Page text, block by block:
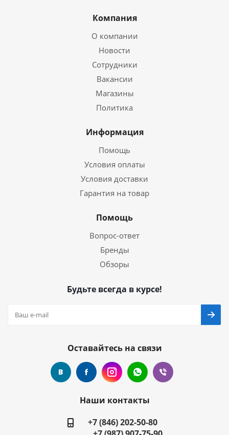
Компания
О компании
Новости
Сотрудники
Вакансии
Магазины
Политика
Информация
Помощь
Условия оплаты
Условия доставки
Гарантия на товар
Помощь
Вопрос-ответ
Бренды
Обзоры
Будьте всегда в курсе!
Оставайтесь на связи
Наши контакты
+7 (846) 202-50-80